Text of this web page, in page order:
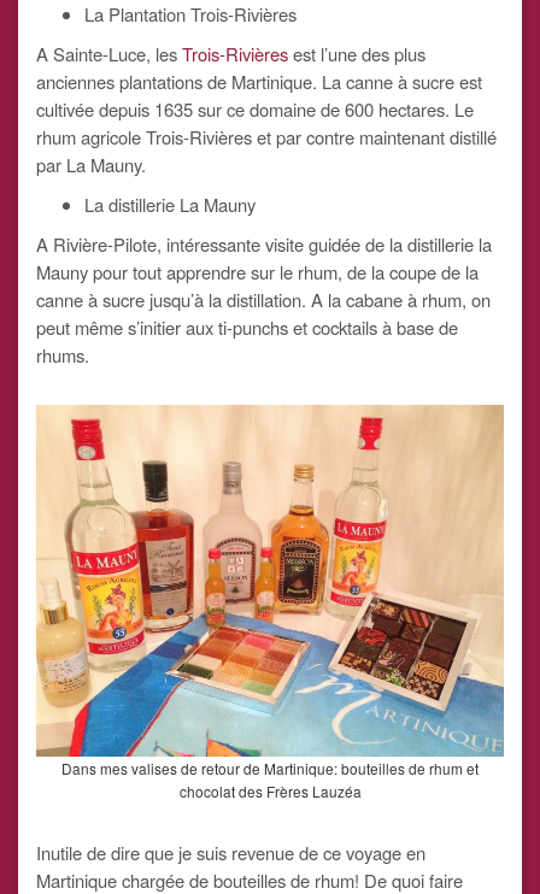
La Plantation Trois-Rivières
A Sainte-Luce, lesTrois-Rivièresest l’une des plus
anciennes plantations de Martinique. La canne à sucre est
cultivée depuis 1635 sur ce domaine de 600 hectares. Le
rhum agricole Trois-Rivières et par contre maintenant distillé
par La Mauny.
La distillerie La Mauny
A Rivière-Pilote, intéressante visite guidée de la distillerie la
Mauny pour tout apprendre sur le rhum, de la coupe de la
canne à sucre jusqu’à la distillation. A la cabane à rhum, on
peut même s’initier aux ti-punchs et cocktails à base de
rhums.
Dans mes valises de retour de Martinique: bouteilles de rhum et
chocolat des Frères Lauzéa
Inutile de dire que je suis revenue de ce voyage en
Martinique chargée de bouteilles de rhum! De quoi faire